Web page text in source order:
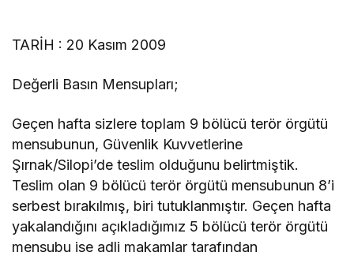
TARİH : 20 Kasım 2009
Değerli Basın Mensupları;
Geçen hafta sizlere toplam 9 bölücü terör örgütü
mensubunun, Güvenlik Kuvvetlerine
Şırnak/Silopi’de teslim olduğunu belirtmiştik.
Teslim olan 9 bölücü terör örgütü mensubunun 8’i
serbest bırakılmış, biri tutuklanmıştır. Geçen hafta
yakalandığını açıkladığımız 5 bölücü terör örgütü
mensubu ise adli makamlar tarafından